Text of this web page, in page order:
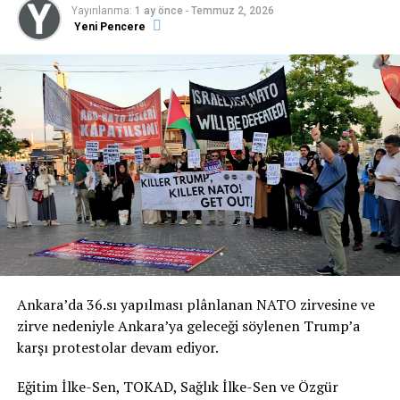
İmza Kampanyası’nın Bildiri Metni
NATO’YA HAYIR!
NATO ZİRVESİ İHANETTİR!
“Zulmedenlere meyletmeyin, sonra size ateş
dokunur! Sizin Allah’tan başka dostlarınız yoktur.
hakkın ve mazlumların yanında olduğumuzu ilan
ediyoruz.”
Yayınlanma: 1 ay önce - Temmuz 2, 2026
Yeni Pencere
Ankara’da 36.sı yapılması plânlanan NATO zirvesine ve
zirve nedeniyle Ankara’ya geleceği söylenen Trump’a
karşı protestolar devam ediyor.
Eğitim İlke-Sen, TOKAD, Sağlık İlke-Sen ve Özgür